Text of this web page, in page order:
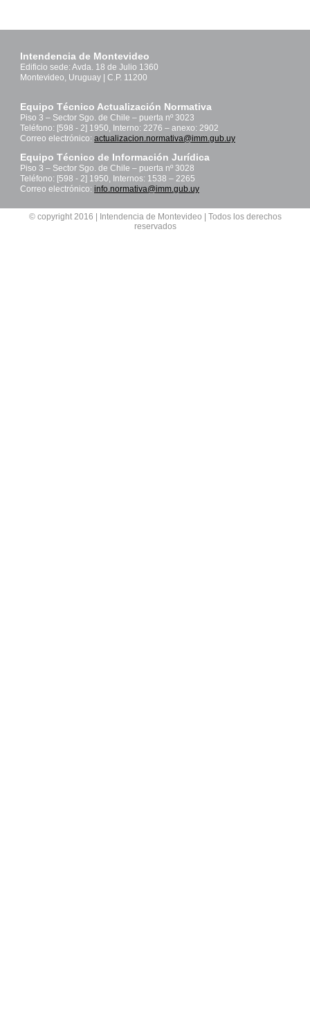
Intendencia de Montevideo
Edificio sede: Avda. 18 de Julio 1360
Montevideo, Uruguay | C.P. 11200
Equipo Técnico Actualización Normativa
Piso 3 – Sector Sgo. de Chile – puerta nº 3023
Teléfono: [598 - 2] 1950, Interno: 2276 – anexo: 2902
Correo electrónico: actualizacion.normativa@imm.gub.uy
Equipo Técnico de Información Jurídica
Piso 3 – Sector Sgo. de Chile – puerta nº 3028
Teléfono: [598 - 2] 1950, Internos: 1538 – 2265
Correo electrónico: info.normativa@imm.gub.uy
© copyright 2016 | Intendencia de Montevideo | Todos los derechos
reservados